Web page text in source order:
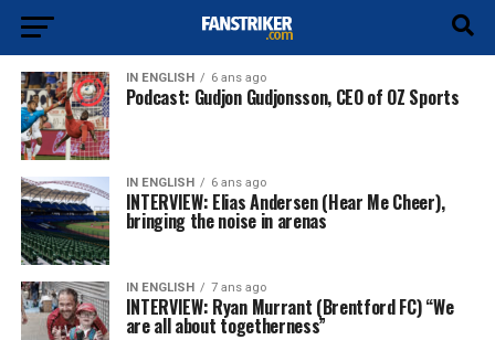
IN ENGLISH 6 ans ago
Podcast: Gudjon Gudjonsson, CEO of OZ Sports
IN ENGLISH 6 ans ago
INTERVIEW: Elias Andersen (Hear Me Cheer),
bringing the noise in arenas
IN ENGLISH 7 ans ago
INTERVIEW: Ryan Murrant (Brentford FC) “We
are all about togetherness”